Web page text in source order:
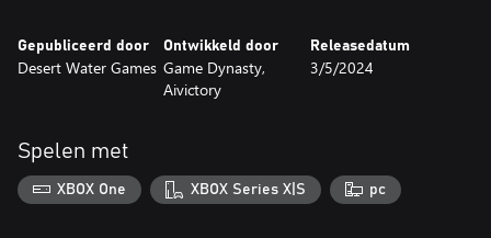
Gepubliceerd door
Desert Water Games
Ontwikkeld door
Game Dynasty,
Aivictory
Releasedatum
3/5/2024
Spelen met
XBOX One XBOX Series X|S pc